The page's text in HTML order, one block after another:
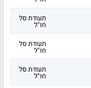
תעודת סל
חו"ל
תעודת סל
חו"ל
תעודת סל
חו"ל